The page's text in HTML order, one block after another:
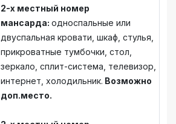
2-х местный номер
мансарда: односпальные или
двуспальная кровати, шкаф, стулья,
прикроватные тумбочки, стол,
зеркало, сплит-система, телевизор,
интернет, холодильник. Возможно
доп.место.